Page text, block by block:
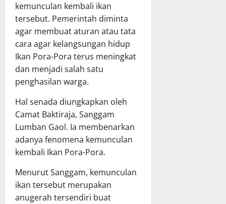
kemunculan kembali ikan
tersebut. Pemerintah diminta
agar membuat aturan atau tata
cara agar kelangsungan hidup
Ikan Pora-Pora terus meningkat
dan menjadi salah satu
penghasilan warga.
Hal senada diungkapkan oleh
Camat Baktiraja, Sanggam
Lumban Gaol. Ia membenarkan
adanya fenomena kemunculan
kembali Ikan Pora-Pora.
Menurut Sanggam, kemunculan
ikan tersebut merupakan
anugerah tersendiri buat